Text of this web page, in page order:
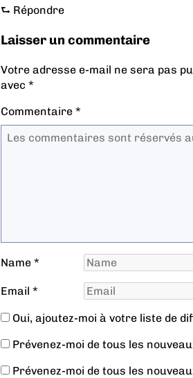
⮑ Répondre
Laisser un commentaire
Votre adresse e-mail ne sera pas
avec *
Commentaire *
Name *
Email *
Oui, ajoutez-moi à votre liste de
Prévenez-moi de tous les
Prévenez-moi de tous les